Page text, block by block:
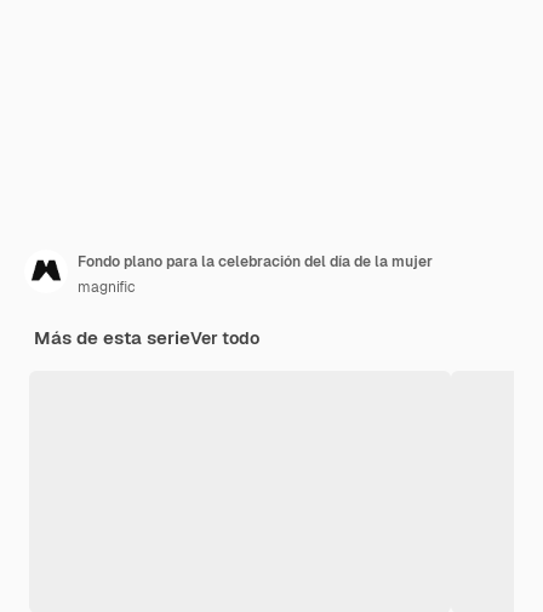
Fondo plano para la celebración del día de la mujer
magnific
Más de esta serieVer todo